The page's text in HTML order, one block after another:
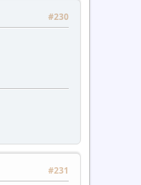
#230
#231